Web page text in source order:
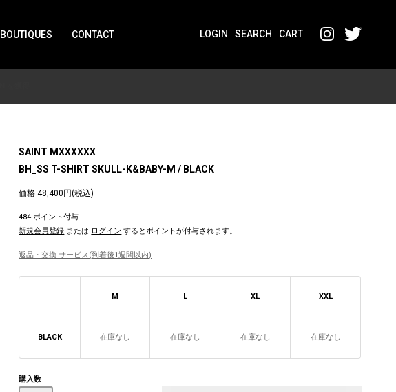
BOUTIQUES CONTACT LOGIN SEARCH CART
SAINT MXXXXXX
BH_SS T-SHIRT SKULL-K&BABY-M / BLACK
価格 48,400円(税込)
484 ポイント付与
新規会員登録 または ログイン するとポイントが付与されます。
返品・交換 サービス(到着後1週間以内)
M L XL XXL
BLACK 在庫なし 在庫なし 在庫なし 在庫なし
購入数